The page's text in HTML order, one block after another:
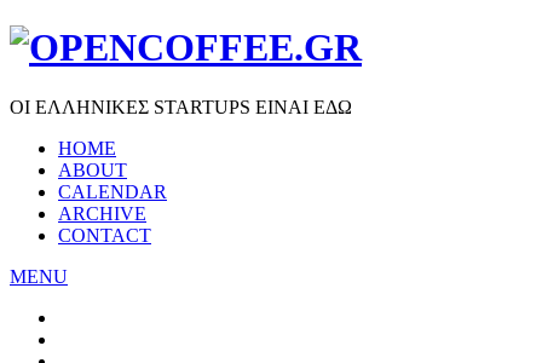
ΟΙ ΕΛΛΗΝΙΚΕΣ STARTUPS ΕΙΝΑΙ ΕΔΩ
HOME
ABOUT
CALENDAR
ARCHIVE
CONTACT
MENU